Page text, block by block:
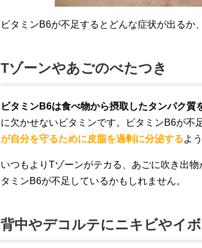
ビタミンB6が不足するとどんな症状が出るか
Tゾーンやあごのべたつき
ビタミンB6は食べ物から摂取したタンパク質
に欠かせないビタミンです。ビタミンB6が不
が自分を守るために皮脂を過剰に分泌するよ
いつもよりTゾーンがテカる、あごに吹き出
タミンB6が不足しているかもしれません。
背中やデコルテにニキビやイ